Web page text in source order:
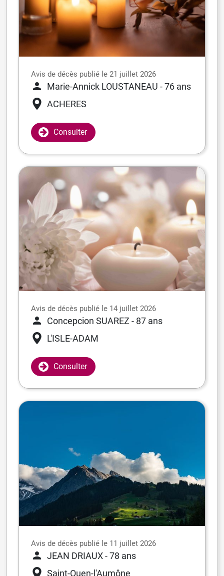
Avis de décès publié le 21 juillet 2026
Marie-Annick LOUSTANEAU - 76 ans
ACHERES
Consulter
Avis de décès publié le 14 juillet 2026
Concepcion SUAREZ - 87 ans
L'ISLE-ADAM
Consulter
Avis de décès publié le 11 juillet 2026
JEAN DRIAUX- 78 ans
Saint-Ouen-l'Aumône